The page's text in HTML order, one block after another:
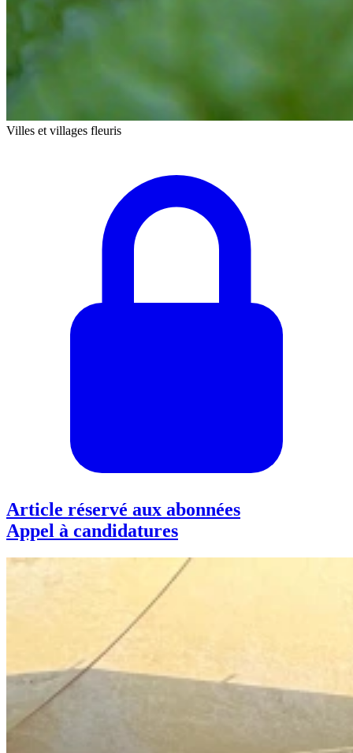
Villes et villages fleuris
Article réservé aux abonnées
Appel à candidatures